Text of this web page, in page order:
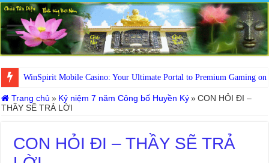
WinSpirit Mobile Casino: Your Ultimate Portal to Premium Gaming on
Trang chủ » Kỷ niệm 7 năm Công bố Huyền Ký » CON HỎI ĐI –
THẦY SẼ TRẢ LỜI
CON HỎI ĐI – THẦY SẼ TRẢ